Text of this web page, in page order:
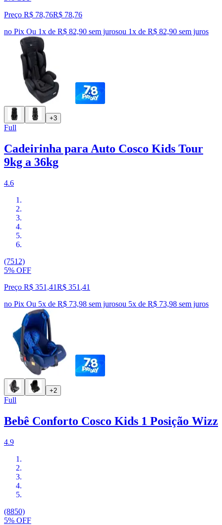
Preço R$ 78,76R$ 78,76
no Pix Ou 1x de R$ 82,90 sem jurosou 1x de R$ 82,90 sem juros
+3
Full
Cadeirinha para Auto Cosco Kids Tour
9kg a 36kg
4.6
(7512)
5% OFF
Preço R$ 351,41R$ 351 ,41
no Pix Ou 5x de R$ 73,98 sem jurosou 5x de R$ 73,98 sem juros
+2
Full
Bebê Conforto Cosco Kids 1 Posição Wizz
4.9
(8850)
5% OFF